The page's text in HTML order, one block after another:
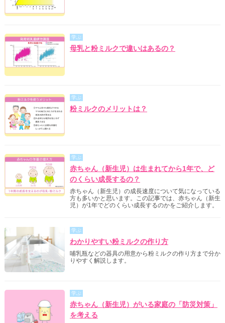
学ぶ
母乳と粉ミルクで違いはあるの？
学ぶ
粉ミルクのメリットは？
学ぶ
赤ちゃん（新生児）は生まれてから1年で、ど
のくらい成長するの？
赤ちゃん（新生児）の成長速度について気になっている
方も多いかと思います。この記事では、赤ちゃん（新生
児）が1年でどのくらい成長するのかをご紹介します。
学ぶ
わかりやすい粉ミルクの作り方
哺乳瓶などの器具の用意から粉ミルクの作り方まで分か
りやすく解説します。
学ぶ
赤ちゃん（新生児）がいる家庭の「防災対策」
を考える